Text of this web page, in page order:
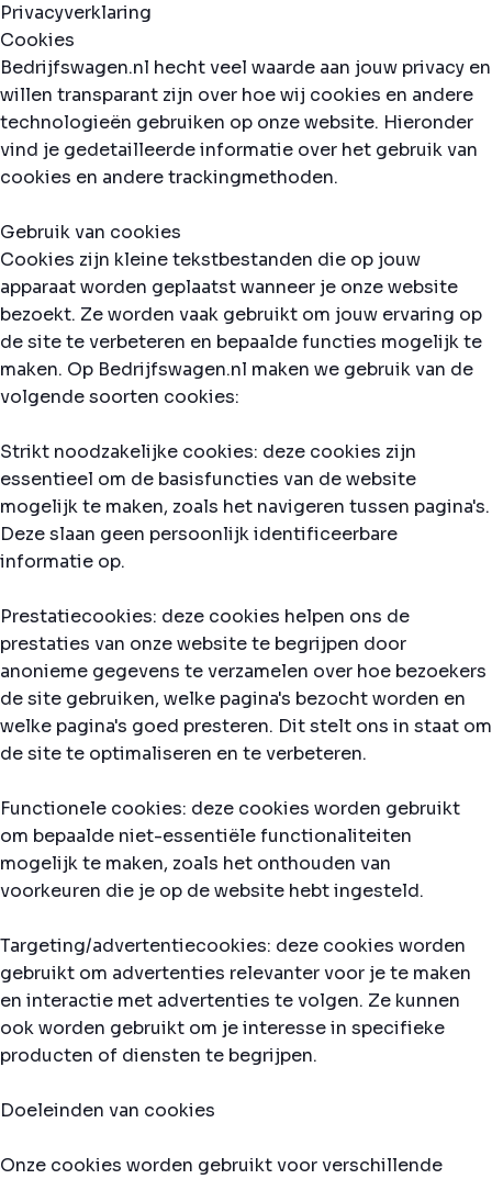
Privacyverklaring
Cookies
Bedrijfswagen.nl hecht veel waarde aan jouw privacy en
willen transparant zijn over hoe wij cookies en andere
technologieën gebruiken op onze website. Hieronder
vind je gedetailleerde informatie over het gebruik van
cookies en andere trackingmethoden.
Gebruik van cookies
Cookies zijn kleine tekstbestanden die op jouw
apparaat worden geplaatst wanneer je onze website
bezoekt. Ze worden vaak gebruikt om jouw ervaring op
de site te verbeteren en bepaalde functies mogelijk te
maken. Op Bedrijfswagen.nl maken we gebruik van de
volgende soorten cookies:
Strikt noodzakelijke cookies: deze cookies zijn
essentieel om de basisfuncties van de website
mogelijk te maken, zoals het navigeren tussen pagina's.
Deze slaan geen persoonlijk identificeerbare
informatie op.
Prestatiecookies: deze cookies helpen ons de
prestaties van onze website te begrijpen door
anonieme gegevens te verzamelen over hoe bezoekers
de site gebruiken, welke pagina's bezocht worden en
welke pagina's goed presteren. Dit stelt ons in staat om
de site te optimaliseren en te verbeteren.
Functionele cookies: deze cookies worden gebruikt
om bepaalde niet-essentiële functionaliteiten
mogelijk te maken, zoals het onthouden van
voorkeuren die je op de website hebt ingesteld.
Targeting/advertentiecookies: deze cookies worden
gebruikt om advertenties relevanter voor je te maken
en interactie met advertenties te volgen. Ze kunnen
ook worden gebruikt om je interesse in specifieke
producten of diensten te begrijpen.
Doeleinden van cookies
Onze cookies worden gebruikt voor verschillende